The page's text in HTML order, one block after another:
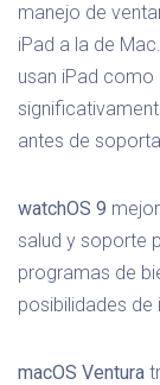
manejo de
iPad a la de
usan iPad
antes de
watchOS 9
salud y soporte
programas de
posibilidades de
macOS Ventura